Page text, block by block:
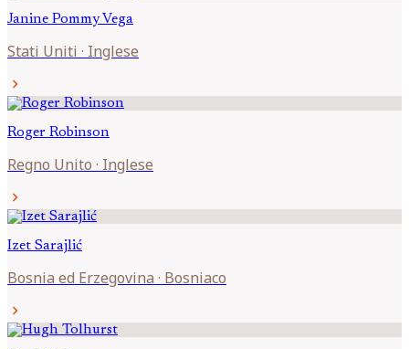
Janine Pommy Vega
Stati Uniti · Inglese
chevron_right
Roger Robinson
Regno Unito · Inglese
chevron_right
Izet Sarajlić
Bosnia ed Erzegovina · Bosniaco
chevron_right